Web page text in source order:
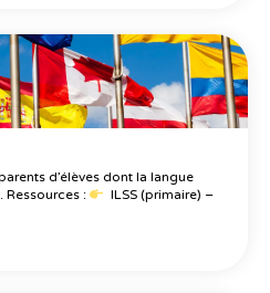
d’élèves dont la langue
Ressources :
ILSS (primaire) –